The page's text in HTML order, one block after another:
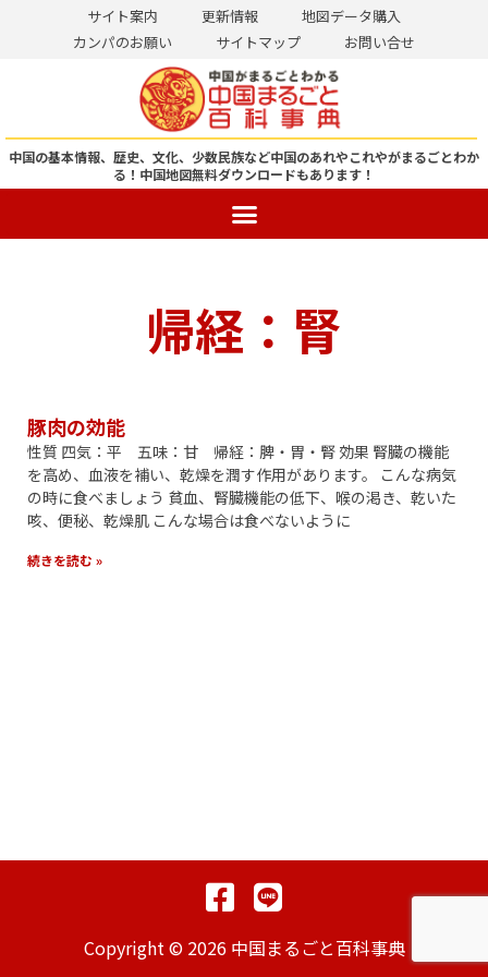
ン
ツ
ス
サイト案内 更新情報
地図データ購入
カンパのお願い
サイトマップ お問い合せ
中国の基本情報、歴史、文化、少数民族など中国のあれやこれやがまるごとわか
る！ 中国地図無料ダウンロードもあります！
帰経：腎
豚肉の効能
性質 四気：平 五味：甘 帰経：脾・胃・腎 効果 腎臓の機能
を高め、血液を補い、乾燥を潤す作用があります。 こんな病気
の時に食べましょう 貧血、腎臓機能の低下、喉の渇き、乾いた
咳、便秘、乾燥肌 こんな場合は食べないように
続きを読む »
Copyright © 2026 中国まるごと百科事典